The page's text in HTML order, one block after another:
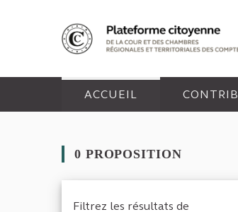
ACCUEIL
0 PROPOSITION
Filtrez les résultats de